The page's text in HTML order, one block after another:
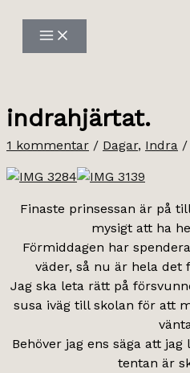
innehåll
indrahjärtat.
1 kommentar / Dagar, Indra /
Finaste prinsessan är på
mysigt att ha
Förmiddagen har
väder, så nu är hela det
Jag ska leta rätt på
susa iväg till skolan för att
Behöver jag ens säga att
tentan är